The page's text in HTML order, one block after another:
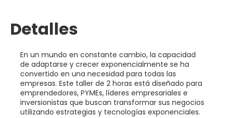
Detalles
En un mundo en constante cambio, la capacidad
de adaptarse y crecer exponencialmente se ha
convertido en una necesidad para todas las
empresas. Este taller de 2 horas está diseñado para
emprendedores, PYMEs, líderes empresariales e
inversionistas que buscan transformar sus negocios
utilizando estrategias y tecnologías exponenciales.